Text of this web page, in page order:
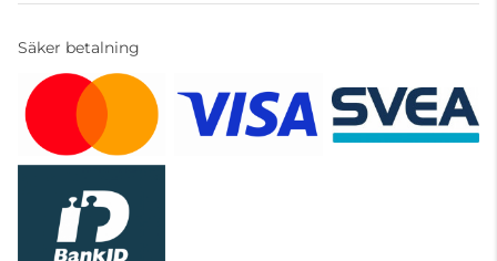
Säker betalning